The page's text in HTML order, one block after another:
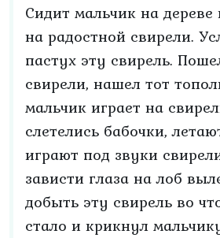
Сидит мальчик на
на радостной свирели.
пастух эту свирель.
свирели, нашел тот
мальчик играет на
слетелись бабочки,
играют под звуки
зависти глаза на лоб
добыть эту свирель во
стало и крикнул